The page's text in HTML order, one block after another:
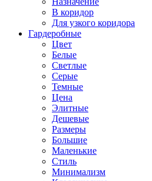
В коридор
Для узкого коридора
Гардеробные
Цвет
Белые
Светлые
Серые
Темные
Цена
Элитные
Дешевые
Размеры
Большие
Маленькие
Стиль
Минимализм